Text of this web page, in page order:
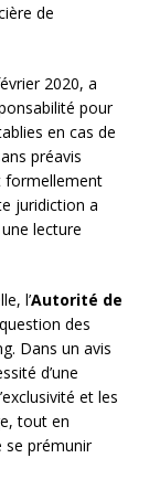
de
2020, a
pour
en cas de
préavis
formellement
juridiction a
lecture
l’Autorité de
des
Dans un avis
d’une
et les
tout en
se prémunir